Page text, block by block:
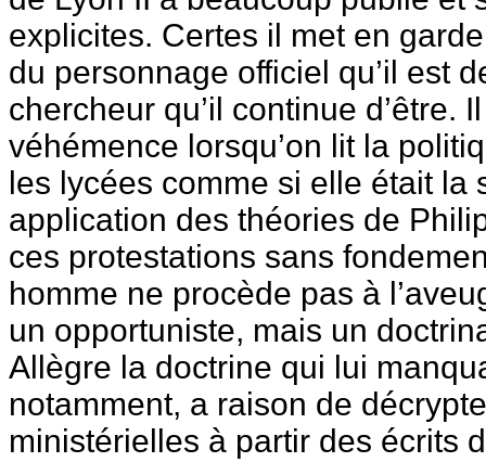
explicites. Certes il met en
du personnage officiel qu’il est
chercheur qu’il continue d’être.
véhémence lorsqu’on lit la
les lycées comme si elle était la
application des théories de
ces protestations sans
homme ne procède pas à
un opportuniste, mais un
Allègre la doctrine qui lui
notamment, a raison de
ministérielles à partir des écrits